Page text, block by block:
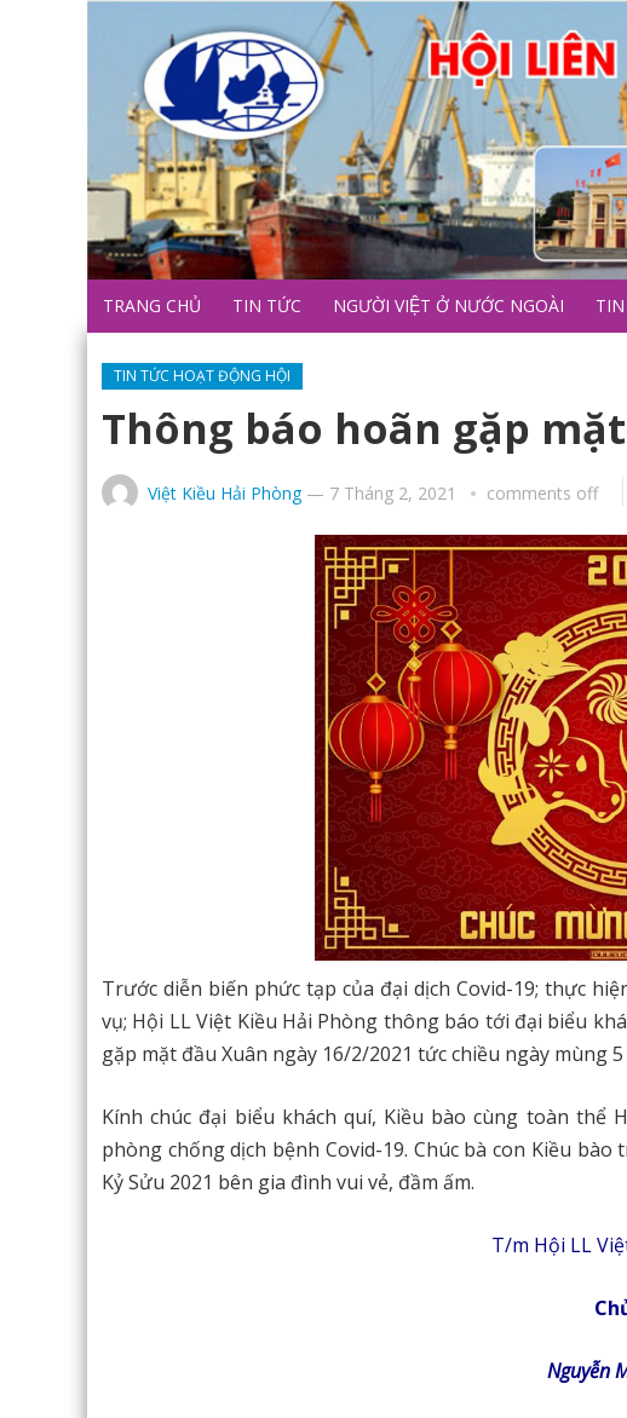
TRANG CHỦ TIN TỨC NGƯỜI VIỆT Ở NƯỚC NGOÀI
TIN TỨC HOẠT ĐỘNG HỘI
Thông báo hoãn gặp
Việt Kiều Hải Phòng— 7 Tháng 2, 2021 comments off
Trước diễn biến phức tạp của đại dịch Covid-19; thực
vụ; Hội LL Việt Kiều Hải Phòng thông báo tới đại biểu
gặp mặt đầu Xuân ngày 16/2/2021 tức chiều ngày mùng
Kính chúc đại biểu khách quí, Kiều bào cùng toàn thể
phòng chống dịch bệnh Covid-19. Chúc bà con Kiều
Kỷ Sửu 2021 bên gia đình vui vẻ, đầm ấm.
T/m Hội LL
Nguyễn